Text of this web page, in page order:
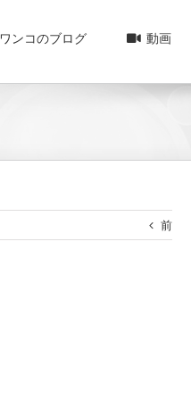
ワンコのブログ 動画
前